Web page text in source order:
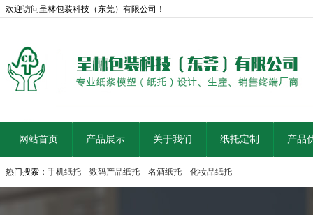
欢迎访问呈林包装科技（东莞）有限公司！
网站首页 产品展示 关于我们 纸托定制 产品
热门搜索： 手机纸托 数码产品纸托 名酒纸托 化妆品纸托